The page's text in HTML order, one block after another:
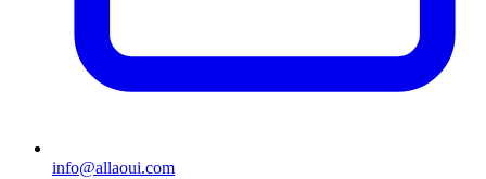
info@allaoui.com